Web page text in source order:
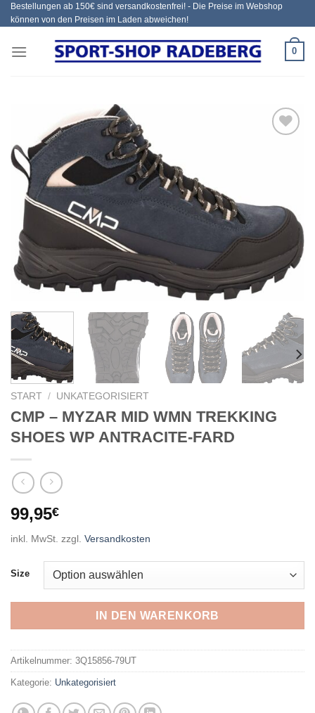
Zum
Inhalt
Bestellungen ab 150€ sind versandkostenfrei! - Die Preise im Webshop
können von den Preisen im Laden abweichen!
0
START / UNKATEGORISIERT
CMP – MYZAR MID WMN TREKKING
SHOES WP ANTRACITE-FARD
99,95€
inkl. MwSt. zzgl. Versandkosten
Size
IN DEN WARENKORB
Artikelnummer: 3Q15856-79UT
Kategorie: Unkategorisiert